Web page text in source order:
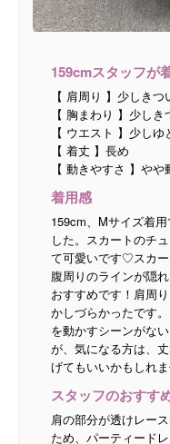
159cmスタッフが
【 肩周り 】少しきつ
【 胸まわり 】少しき
【 ウエスト 】少し
【 着丈 】長め
【 動きやすさ 】や
着用感
159cm、Mサイズ着
した。スカートのチ
て可愛いです♡スカ
腹周りのラインが隠
おすすめです！肩周
かしづらかったです
を動かすシーンがな
が、気になる方は、
げてもいいかもしれま
スタッフのおすす
肩の部分が透けレー
ため、パーティード